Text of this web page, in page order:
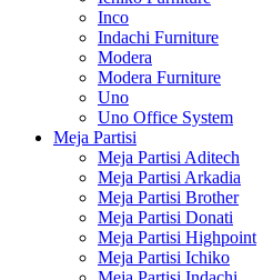
Inco
Indachi Furniture
Modera
Modera Furniture
Uno
Uno Office System
Meja Partisi
Meja Partisi Aditech
Meja Partisi Arkadia
Meja Partisi Brother
Meja Partisi Donati
Meja Partisi Highpoint
Meja Partisi Ichiko